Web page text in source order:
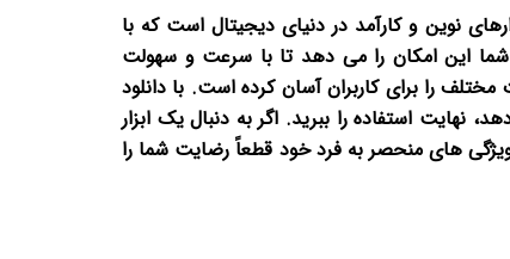
یکی از ابزارهای نوین و کارآمد در دنیای دیجیتال است که با
تجربه ای منحصر به فرد را برای کاربران فراهم می کند. دانلود اپلیکیشن بت 120 ایکس به شما این امکان را می دهد تا با سرعت و سهولت
را برای کاربران آسان کرده است. با دانلود
دهد، نهایت استفاده را ببرید. اگر به دنبال یک ابزار
شما را برآورده کند، پیشنهاد ما دانلود اپلیکیشن بت 120 ایکس است که با ویژگی های منحصر به فرد خود قطعاً رضایت شما را